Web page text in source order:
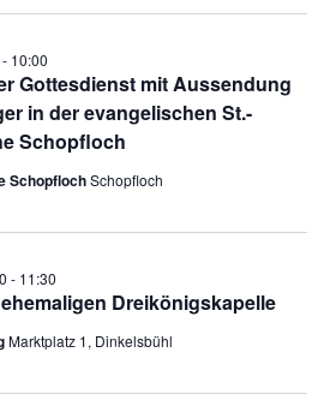
Gottesdienst mit Aussendung
in der evangelischen St.-
Schopfloch
- 10:00
SchopflochSchopfloch
Dreikönigskapelle
- 11:30
Marktplatz 1, Dinkelsbühl